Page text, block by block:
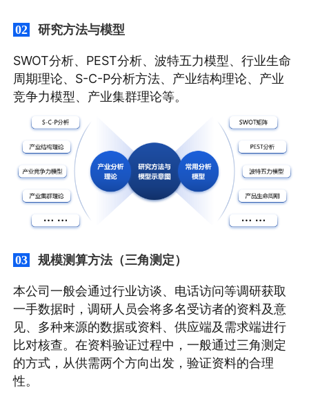
02 研究方法与模型
SWOT分析、PEST分析、波特五力模型、行业生命
周期理论、S-C-P分析方法、产业结构理论、产业
竞争力模型、产业集群理论等。
03 规模测算方法（三角测定）
本公司一般会通过行业访谈、电话访问等调研获取
一手数据时，调研人员会将多名受访者的资料及意
见、多种来源的数据或资料、供应端及需求端进行
比对核查。在资料验证过程中，一般通过三角测定
的方式，从供需两个方向出发，验证资料的合理
性。